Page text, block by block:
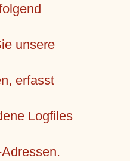
unsere
erfasst
Logfiles